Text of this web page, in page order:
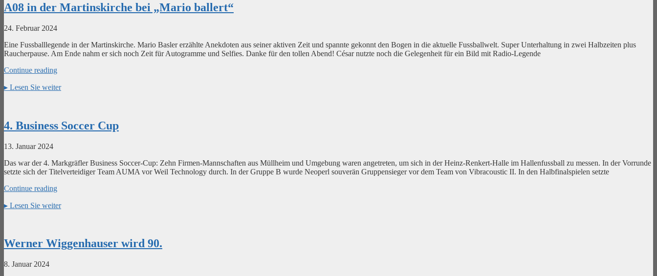
A08 in der Martinskirche bei „Mario ballert“
24. Februar 2024
Eine Fussballlegende in der Martinskirche. Mario Basler erzählte Anekdoten aus seiner aktiven Zeit und spannte gekonnt den Bogen in die aktuelle Fussballwelt. Super Unterhaltung in zwei Halbzeiten plus
Raucherpause. Am Ende nahm er sich noch Zeit für Autogramme und Selfies. Danke für den tollen Abend! César nutzte noch die Gelegenheit für ein Bild mit Radio-Legende
Continue reading
▸ Lesen Sie weiter
4. Business Soccer Cup
13. Januar 2024
Das war der 4. Markgräfler Business Soccer-Cup: Zehn Firmen-Mannschaften aus Müllheim und Umgebung waren angetreten, um sich in der Heinz-Renkert-Halle im Hallenfussball zu messen. In der Vorrunde
setzte sich der Titelverteidiger Team AUMA vor Weil Technology durch. In der Gruppe B wurde Neoperl souverän Gruppensieger vor dem Team von Vibracoustic II. In den Halbfinalspielen setzte
Continue reading
▸ Lesen Sie weiter
Werner Wiggenhauser wird 90.
8. Januar 2024